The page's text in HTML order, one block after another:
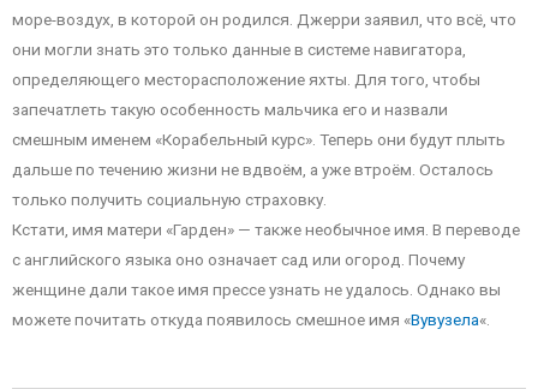
море-воздух, в которой он родился. Джерри заявил, что всё, что
они могли знать это только данные в системе навигатора,
определяющего месторасположение яхты. Для того, чтобы
запечатлеть такую особенность мальчика его и назвали
смешным именем «Корабельный курс». Теперь они будут плыть
дальше по течению жизни не вдвоём, а уже втроём. Осталось
только получить социальную страховку.
Кстати, имя матери «Гарден» — также необычное имя. В переводе
с английского языка оно означает сад или огород. Почему
женщине дали такое имя прессе узнать не удалось. Однако вы
можете почитать откуда появилось смешное имя «Вувузела«.